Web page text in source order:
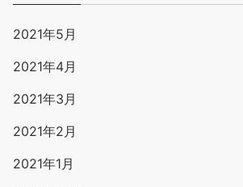
2021年5月
2021年4月
2021年3月
2021年2月
2021年1月